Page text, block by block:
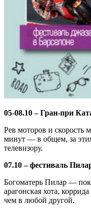
05-08.10 – Гран-при
Рев моторов и скорость
минут — в общем, за
телевизору.
07.10 – фестиваль
Богоматерь Пилар —
арагонская хота,
чем в любой другой.